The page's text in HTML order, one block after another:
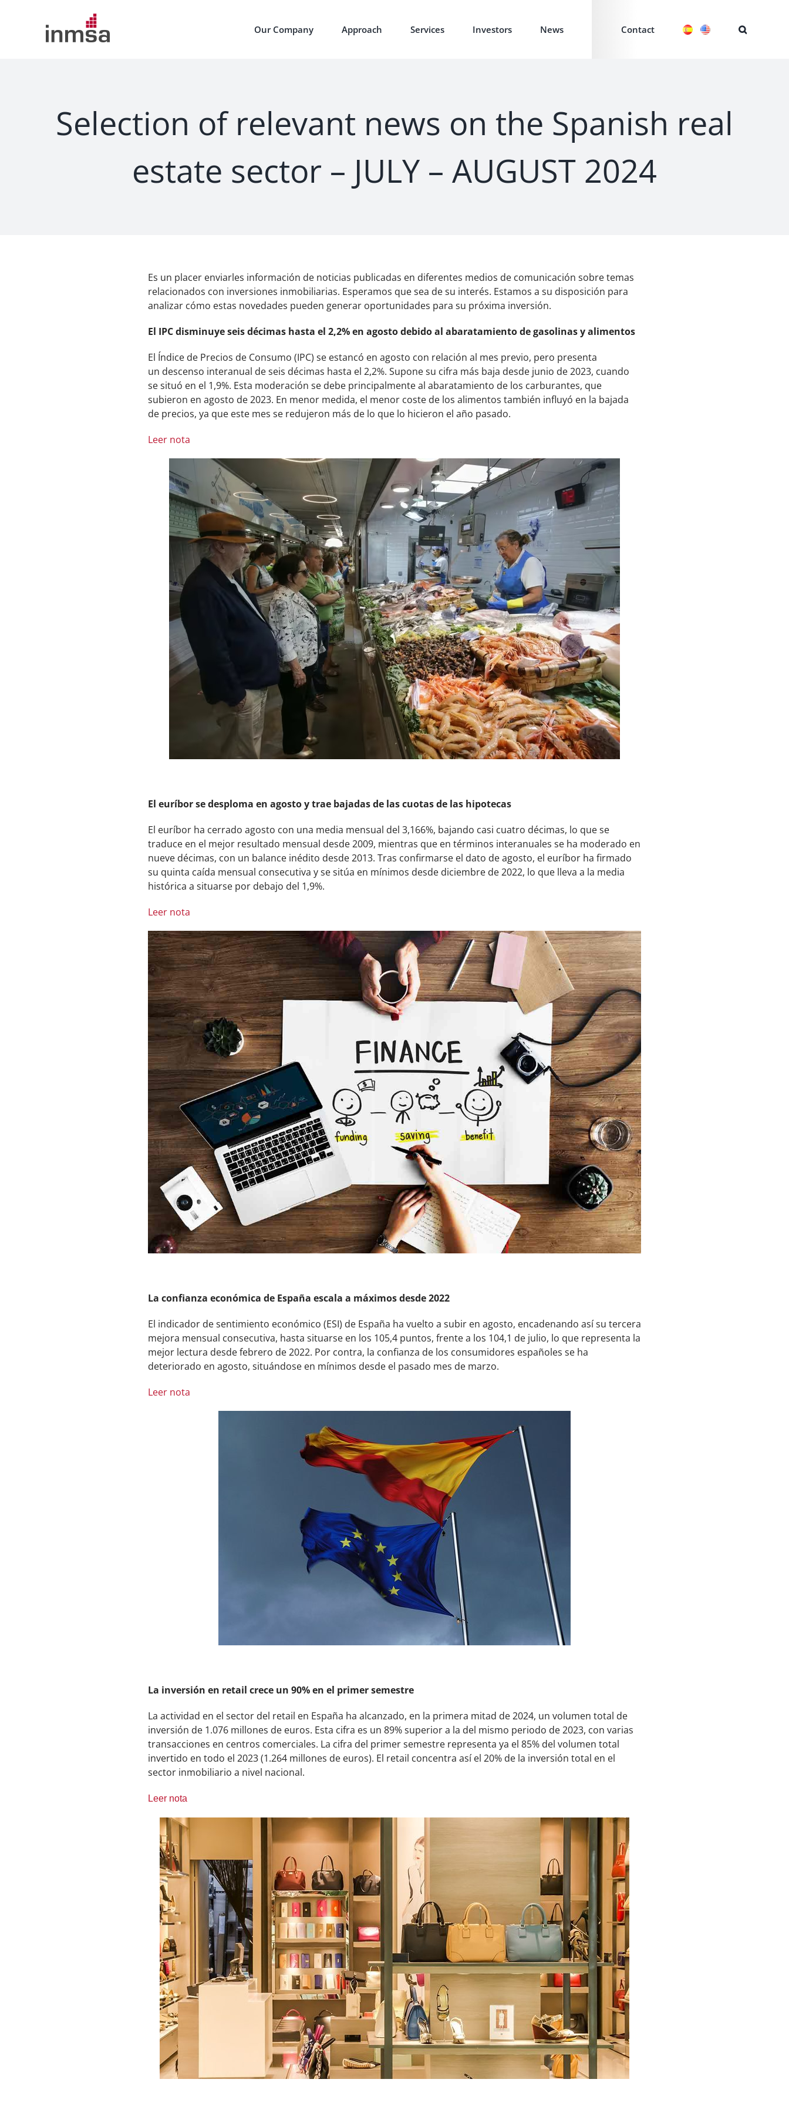
Our Company Approach Services Investors News Contact
Selection of relevant news on the Spanish real
estate sector – JULY – AUGUST 2024
Es un placer enviarles información de noticias publicadas en diferentes medios de comunicación sobre temas
relacionados con inversiones inmobiliarias. Esperamos que sea de su interés. Estamos a su disposición para
analizar cómo estas novedades pueden generar oportunidades para su próxima inversión.
El IPC disminuye seis décimas hasta el 2,2% en agosto debido al abaratamiento de gasolinas y alimentos
El Índice de Precios de Consumo (IPC) se estancó en agosto con relación al mes previo, pero presenta
un descenso interanual de seis décimas hasta el 2,2%. Supone su cifra más baja desde junio de 2023, cuando
se situó en el 1,9%. Esta moderación se debe principalmente al abaratamiento de los carburantes, que
subieron en agosto de 2023. En menor medida, el menor coste de los alimentos también influyó en la bajada
de precios, ya que este mes se redujeron más de lo que lo hicieron el año pasado.
Leer nota
El euríbor se desploma en agosto y trae bajadas de las cuotas de las hipotecas
El euríbor ha cerrado agosto con una media mensual del 3,166%, bajando casi cuatro décimas, lo que se
traduce en el mejor resultado mensual desde 2009, mientras que en términos interanuales se ha moderado en
nueve décimas, con un balance inédito desde 2013. Tras confirmarse el dato de agosto, el euríbor ha firmado
su quinta caída mensual consecutiva y se sitúa en mínimos desde diciembre de 2022, lo que lleva a la media
histórica a situarse por debajo del 1,9%.
Leer nota
La confianza económica de España escala a máximos desde 2022
El indicador de sentimiento económico (ESI) de España ha vuelto a subir en agosto, encadenando así su tercera
mejora mensual consecutiva, hasta situarse en los 105,4 puntos, frente a los 104,1 de julio, lo que representa la
mejor lectura desde febrero de 2022. Por contra, la confianza de los consumidores españoles se ha
deteriorado en agosto, situándose en mínimos desde el pasado mes de marzo.
Leer nota
La inversión en retail crece un 90% en el primer semestre
La actividad en el sector del retail en España ha alcanzado, en la primera mitad de 2024, un volumen total de
inversión de 1.076 millones de euros. Esta cifra es un 89% superior a la del mismo periodo de 2023, con varias
transacciones en centros comerciales. La cifra del primer semestre representa ya el 85% del volumen total
invertido en todo el 2023 (1.264 millones de euros). El retail concentra así el 20% de la inversión total en el
sector inmobiliario a nivel nacional.
Leer nota